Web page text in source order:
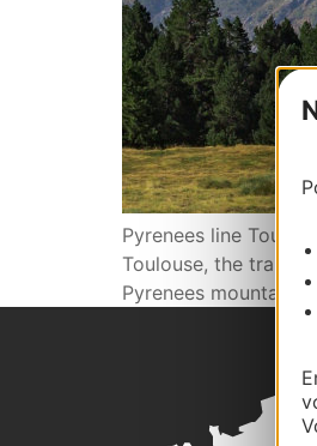
Pyrenees line
Toulouse, the train
Pyrenees mountain